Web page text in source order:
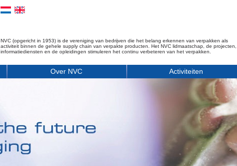
NVC (opgericht in 1953) is de vereniging van bedrijven die het belang erkennen van verpakken als
activiteit binnen de gehele supply chain van verpakte producten. Het NVC lidmaatschap, de projecten,
informatiediensten en de opleidingen stimuleren het continu verbeteren van het verpakken.
Over NVC Activiteiten